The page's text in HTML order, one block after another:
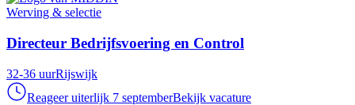
Werving & selectie
Directeur Bedrijfsvoering en Control
32-36 uurRijswijk
Reageer uiterlijk 7 septemberBekijk vacature